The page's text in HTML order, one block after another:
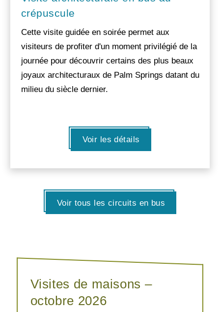
crépuscule
Cette visite guidée en soirée permet aux
visiteurs de profiter d'un moment privilégié de la
journée pour découvrir certains des plus beaux
joyaux architecturaux de Palm Springs datant du
milieu du siècle dernier.
Voir les détails
Voir tous les circuits en bus
Visites de maisons –
octobre 2026